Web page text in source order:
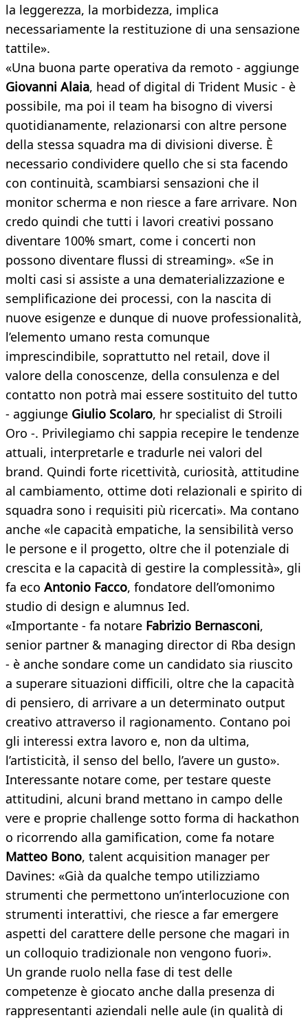
la leggerezza, la morbidezza, implica
necessariamente la restituzione di una sensazione
tattile».
«Una buona parte operativa da remoto - aggiunge
Giovanni Alaia, head of digital di Trident Music - è
possibile, ma poi il team ha bisogno di viversi
quotidianamente, relazionarsi con altre persone
della stessa squadra ma di divisioni diverse. È
necessario condividere quello che si sta facendo
con continuità, scambiarsi sensazioni che il
monitor scherma e non riesce a fare arrivare. Non
credo quindi che tutti i lavori creativi possano
diventare 100% smart, come i concerti non
possono diventare flussi di streaming». «Se in
molti casi si assiste a una dematerializzazione e
semplificazione dei processi, con la nascita di
nuove esigenze e dunque di nuove professionalità,
l’elemento umano resta comunque
imprescindibile, soprattutto nel retail, dove il
valore della conoscenze, della consulenza e del
contatto non potrà mai essere sostituito del tutto
- aggiunge Giulio Scolaro, hr specialist di Stroili
Oro -. Privilegiamo chi sappia recepire le tendenze
attuali, interpretarle e tradurle nei valori del
brand. Quindi forte ricettività, curiosità, attitudine
al cambiamento, ottime doti relazionali e spirito di
squadra sono i requisiti più ricercati». Ma contano
anche «le capacità empatiche, la sensibilità verso
le persone e il progetto, oltre che il potenziale di
crescita e la capacità di gestire la complessità», gli
fa eco Antonio Facco, fondatore dell’omonimo
studio di design e alumnus Ied.
«Importante - fa notare Fabrizio Bernasconi,
senior partner & managing director di Rba design
- è anche sondare come un candidato sia riuscito
a superare situazioni difficili, oltre che la capacità
di pensiero, di arrivare a un determinato output
creativo attraverso il ragionamento. Contano poi
gli interessi extra lavoro e, non da ultima,
l’artisticità, il senso del bello, l’avere un gusto».
Interessante notare come, per testare queste
attitudini, alcuni brand mettano in campo delle
vere e proprie challenge sotto forma di hackathon
o ricorrendo alla gamification, come fa notare
Matteo Bono, talent acquisition manager per
Davines: «Già da qualche tempo utilizziamo
strumenti che permettono un’interlocuzione con
strumenti interattivi, che riesce a far emergere
aspetti del carattere delle persone che magari in
un colloquio tradizionale non vengono fuori».
Un grande ruolo nella fase di test delle
competenze è giocato anche dalla presenza di
rappresentanti aziendali nelle aule (in qualità di